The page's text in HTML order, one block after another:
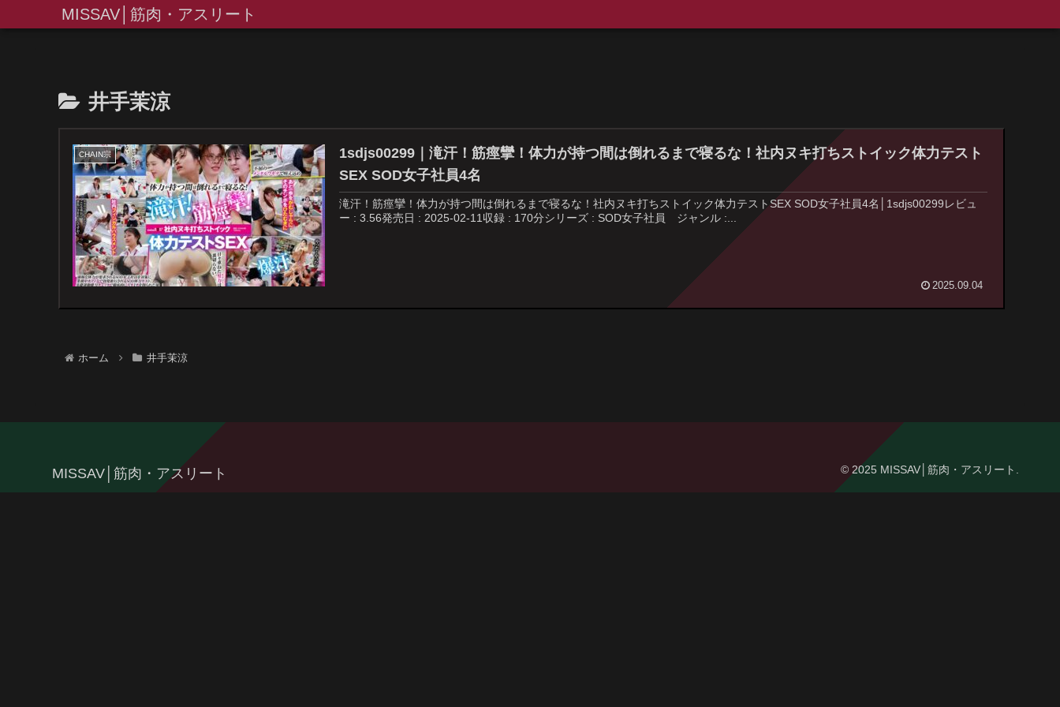
MISSAV│筋肉・アスリート
井手茉涼
CHAIN宗
1sdjs00299｜滝汗！筋痙攣！体力が持つ間は倒れるまで寝るな！社内ヌキ打ちストイック体力テスト
SEX SOD女子社員4名
滝汗！筋痙攣！体力が持つ間は倒れるまで寝るな！社内ヌキ打ちストイック体力テストSEX SOD女子社員4名│1sdjs00299レビュ
ー : 3.56発売日 : 2025-02-11収録 : 170分シリーズ : SOD女子社員 ジャンル :...
2025.09.04
ホーム 井手茉涼
MISSAV│筋肉・アスリート © 2025 MISSAV│筋肉・アスリート.